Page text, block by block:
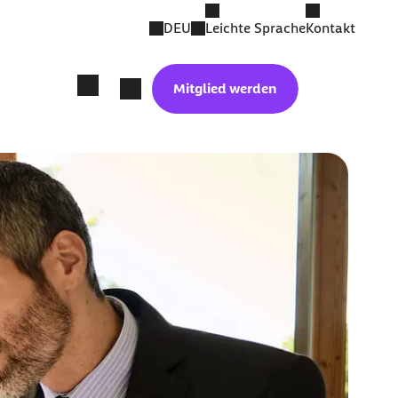
DEU Leichte SpracheKontakt
Mitglied werden